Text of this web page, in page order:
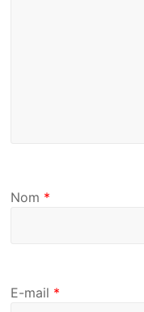
Nom *
E-mail *